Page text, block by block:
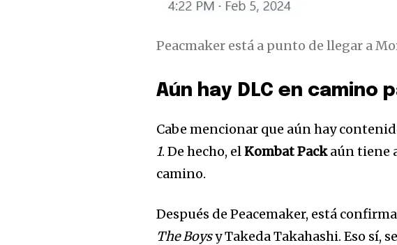
Peacmaker está a punto de llegar a
Aún hay DLC en camino
Cabe mencionar que aún hay
1. De hecho, el Kombat Packaún tiene
camino.
Después de Peacemaker, está
The Boysy Takeda Takahashi. Eso sí,